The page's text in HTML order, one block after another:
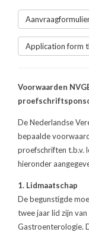
Application form
Voorwaarden
De Nederlandse
bepaalde
proefschriften t.b.v.
hieronder
1. Lidmaatschap
De begunstigde
twee jaar lid zijn
Gastroenterologie.